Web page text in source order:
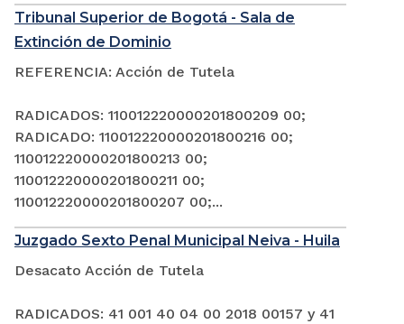
Tribunal Superior de Bogotá - Sala de
Extinción de Dominio
REFERENCIA: Acción de Tutela
RADICADOS: 110012220000201800209 00;
RADICADO: 110012220000201800216 00;
110012220000201800213 00;
110012220000201800211 00;
110012220000201800207 00;...
Juzgado Sexto Penal Municipal Neiva - Huila
Desacato Acción de Tutela
RADICADOS: 41 001 40 04 00 2018 00157 y 41